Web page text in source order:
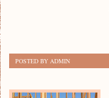
POSTED BY ADMIN